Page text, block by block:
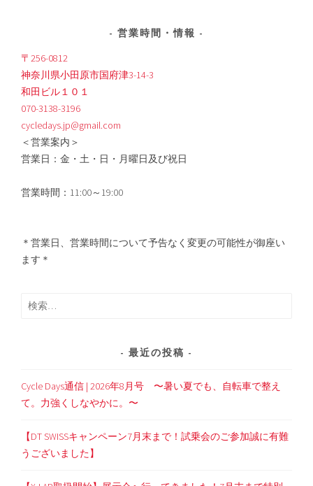
営業時間・情報
〒256-0812
神奈川県小田原市国府津3-14-3
和田ビル１０１
070-3138-3196
cycledays.jp@gmail.com
＜営業案内＞
営業日：金・土・日・月曜日及び祝日
営業時間：11:00～19:00
＊営業日、営業時間について予告なく変更の可能性が御座い
ます＊
検
最近の投稿
Cycle Days通信 | 2026年8月号 〜暑い夏でも、自転車で整え
て。力強くしなやかに。〜
【DT SWISSキャンペーン7月末まで！試乗会のご参加誠に有難
うございました】